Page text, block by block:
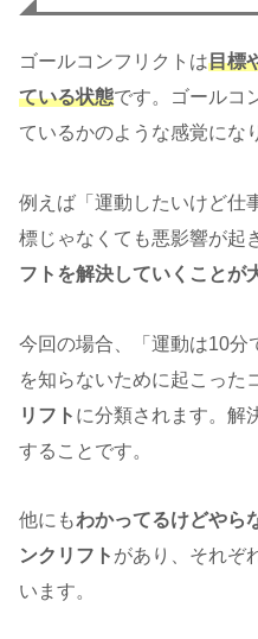
ゴールコンフリクトは目標
ている状態です。ゴールコ
ているかのような感覚にな
例えば「運動したいけど仕
標じゃなくても悪影響が起
フトを解決していくことが
今回の場合、「運動は10分
を知らないために起こった
リフト に分類されます。解
することです。
他にもわかってるけどやら
ンクリフト があり、それぞ
います。